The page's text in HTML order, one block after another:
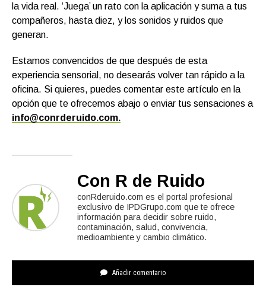
la vida real. ‘Juega’ un rato con la aplicación y suma a tus
compañeros, hasta diez, y los sonidos y ruidos que
generan.
Estamos convencidos de que después de esta
experiencia sensorial, no desearás volver tan rápido a la
oficina. Si quieres, puedes comentar este artículo en la
opción que te ofrecemos abajo o enviar tus sensaciones a
info@conrderuido.com.
Con R de Ruido
conRderuido.com es el portal profesional
exclusivo de IPDGrupo.com que te ofrece
información para decidir sobre ruido,
contaminación, salud, convivencia,
medioambiente y cambio climático.
Añadir comentario